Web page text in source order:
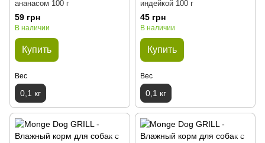
ананасом 100 г
59 грн
В наличии
Купить
Вес
0,1 кг
индейкой 100 г
45 грн
В наличии
Купить
Вес
0,1 кг